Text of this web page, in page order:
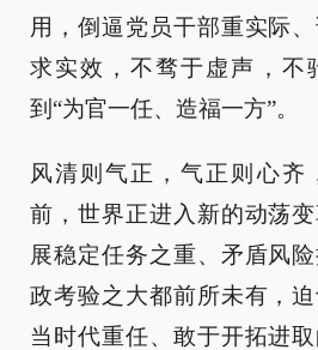
用，倒逼党员干部重实际、
求实效，不骛于虚声，不
到“为官一任、造福一方”。
风清则气正，气正则心齐
前，世界正进入新的动荡
展稳定任务之重、矛盾风
政考验之大都前所未有，
当时代重任、敢于开拓进取